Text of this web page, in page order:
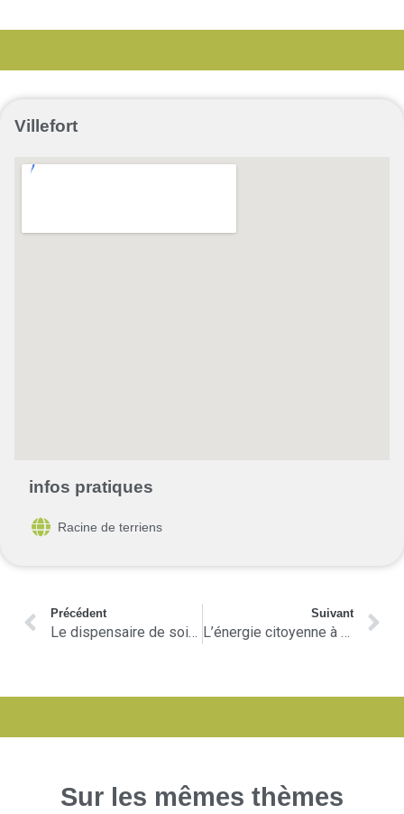
Villefort
infos pratiques
Racine de terriens
Précédent
Le dispensaire de soins naturels à Lasalle
Suivant
L’énergie citoyenne à Saint Jean de Serres
Sur les mêmes thèmes